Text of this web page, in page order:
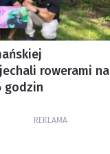
rowerami na
godzin
REKLAMA